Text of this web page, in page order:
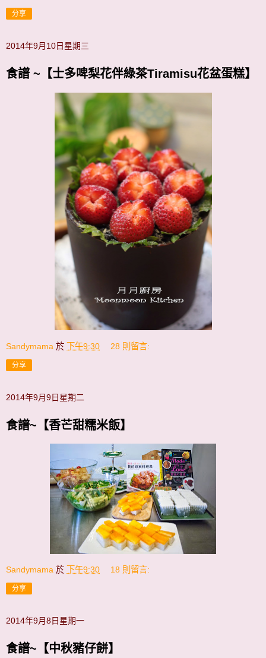
分享
2014年9月10日星期三
食譜 ~【士多啤梨花伴綠茶Tiramisu花盆蛋糕】
Sandymama 於 下午9:30 28 則留言:
分享
2014年9月9日星期二
食譜~【香芒甜糯米飯】
Sandymama 於 下午9:30 18 則留言:
分享
2014年9月8日星期一
食譜~【中秋豬仔餅】